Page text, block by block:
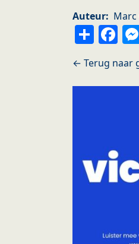
Auteur